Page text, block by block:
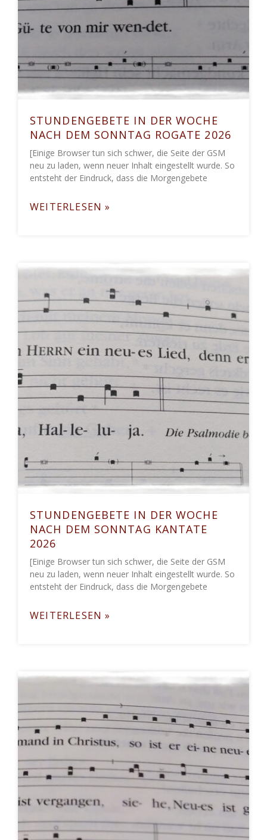
STUNDENGEBETE IN DER WOCHE
NACH DEM SONNTAG ROGATE 2026
[Einige Browser tun sich schwer, die Seite der GSM
neu zu laden, wenn neuer Inhalt eingestellt wurde. So
entsteht der Eindruck, dass die Morgengebete
WEITERLESEN »
STUNDENGEBETE IN DER WOCHE
NACH DEM SONNTAG KANTATE
2026
[Einige Browser tun sich schwer, die Seite der GSM
neu zu laden, wenn neuer Inhalt eingestellt wurde. So
entsteht der Eindruck, dass die Morgengebete
WEITERLESEN »